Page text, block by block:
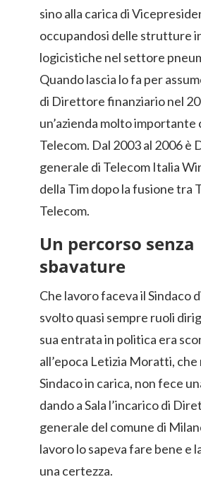
sino alla carica di
occupandosi delle strutture
logicistiche nel settore
Quando lascia lo fa per
di Direttore finanziario nel
un’azienda molto importante
Telecom. Dal 2003 al 2006 è
generale di Telecom Italia
della Tim dopo la fusione tra
Telecom.
Un percorso senza
sbavature
Che lavoro faceva il Sindaco
svolto quasi sempre ruoli
sua entrata in politica era
all’epoca Letizia Moratti, che
Sindaco in carica, non fece
dando a Sala l’incarico di
generale del comune di
lavoro lo sapeva fare bene e
una certezza.